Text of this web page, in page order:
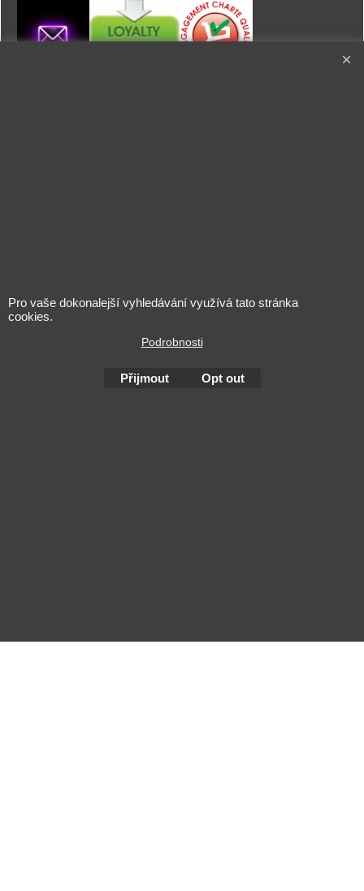
modération
Pro vaše dokonalejší vyhledávání využívá tato stránka
cookies.
Podrobnosti
Přijmout Opt out